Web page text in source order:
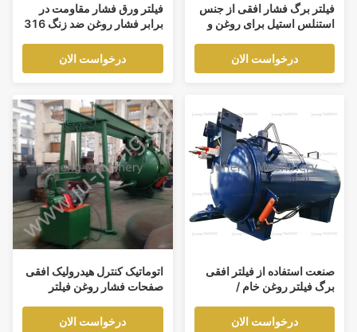
فیلتر برگ فشار افقی از جنس
استنلس استیل برای روغن و
درخواست الان
فیلتر ورق فشار مقاومت در
برابر فشار روغن ضد زنگ 316
درخواست الان
صنعت استفاده از فیلتر افقی
برگ فیلتر روغن خام /
درخواست الان
اتوماتیک کنترل هیدرولیک افقی
صفحات فشار روغن فیلتر
درخواست الان